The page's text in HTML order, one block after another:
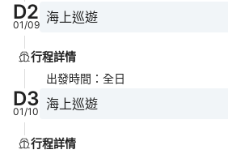
D2
01/09 海上巡遊
行程詳情
出發時間 ： 全日
D3
01/10 海上巡遊
行程詳情